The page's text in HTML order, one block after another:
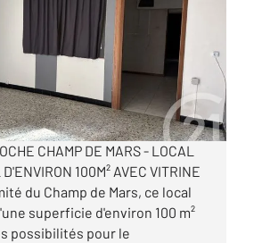
Local à louer
comprises
CHAMP DE MARS - LOCAL
100M² AVEC VITRINE
du Champ de Mars, ce local
superficie d'environ 100 m²
possibilités pour le